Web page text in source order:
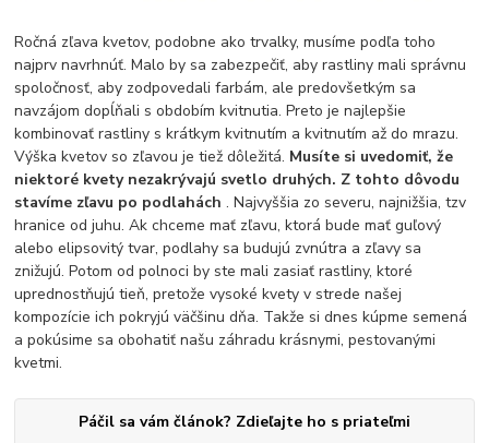
Ročná zľava kvetov, podobne ako trvalky, musíme podľa toho
najprv navrhnúť. Malo by sa zabezpečiť, aby rastliny mali správnu
spoločnosť, aby zodpovedali farbám, ale predovšetkým sa
navzájom dopĺňali s obdobím kvitnutia. Preto je najlepšie
kombinovať rastliny s krátkym kvitnutím a kvitnutím až do mrazu.
Výška kvetov so zľavou je tiež dôležitá. Musíte si uvedomiť, že
niektoré kvety nezakrývajú svetlo druhých. Z tohto dôvodu
stavíme zľavu po podlahách. Najvyššia zo severu, najnižšia, tzv
hranice od juhu. Ak chceme mať zľavu, ktorá bude mať guľový
alebo elipsovitý tvar, podlahy sa budujú zvnútra a zľavy sa
znižujú. Potom od polnoci by ste mali zasiať rastliny, ktoré
uprednostňujú tieň, pretože vysoké kvety v strede našej
kompozície ich pokryjú väčšinu dňa. Takže si dnes kúpme semená
a pokúsime sa obohatiť našu záhradu krásnymi, pestovanými
kvetmi.
Páčil sa vám článok? Zdieľajte ho s priateľmi